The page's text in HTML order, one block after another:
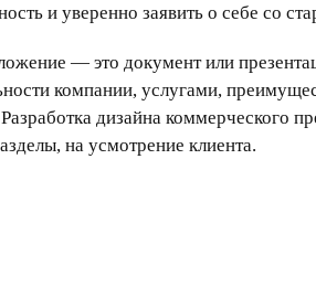
и уверенно заявить о себе со
— это документ или
компании, услугами,
Разработка дизайна коммерческого
на усмотрение клиента.